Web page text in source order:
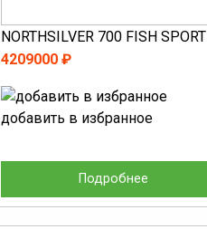
NORTHSILVER 700 FISH SPORT
4209000 ₽
Подробнее
добавить в избранное